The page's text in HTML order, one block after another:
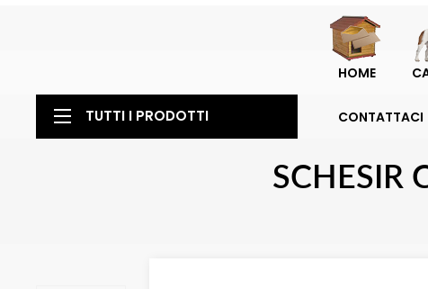
HOME
CONTATTACI
TUTTI I PRODOTTI
SCHESIR